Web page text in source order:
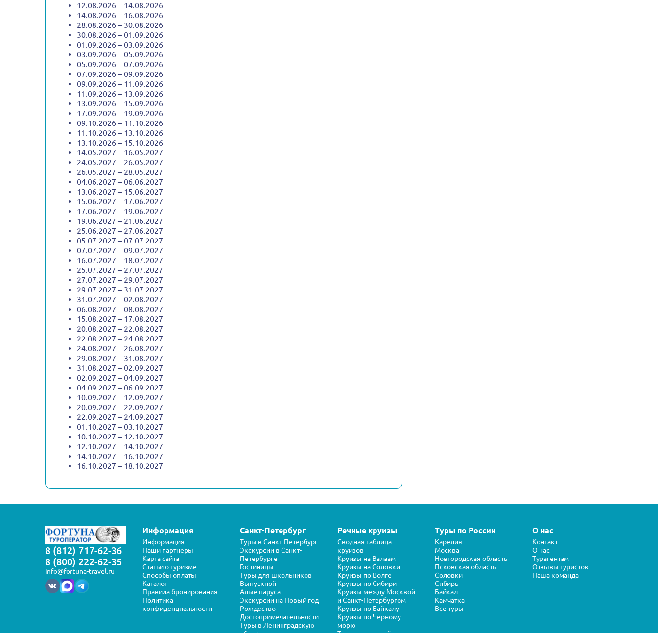
12.08.2026 – 14.08.2026
14.08.2026 – 16.08.2026
28.08.2026 – 30.08.2026
30.08.2026 – 01.09.2026
01.09.2026 – 03.09.2026
03.09.2026 – 05.09.2026
05.09.2026 – 07.09.2026
07.09.2026 – 09.09.2026
09.09.2026 – 11.09.2026
11.09.2026 – 13.09.2026
13.09.2026 – 15.09.2026
17.09.2026 – 19.09.2026
09.10.2026 – 11.10.2026
11.10.2026 – 13.10.2026
13.10.2026 – 15.10.2026
14.05.2027 – 16.05.2027
24.05.2027 – 26.05.2027
26.05.2027 – 28.05.2027
04.06.2027 – 06.06.2027
13.06.2027 – 15.06.2027
15.06.2027 – 17.06.2027
17.06.2027 – 19.06.2027
19.06.2027 – 21.06.2027
25.06.2027 – 27.06.2027
05.07.2027 – 07.07.2027
07.07.2027 – 09.07.2027
16.07.2027 – 18.07.2027
25.07.2027 – 27.07.2027
27.07.2027 – 29.07.2027
29.07.2027 – 31.07.2027
31.07.2027 – 02.08.2027
06.08.2027 – 08.08.2027
15.08.2027 – 17.08.2027
20.08.2027 – 22.08.2027
22.08.2027 – 24.08.2027
24.08.2027 – 26.08.2027
29.08.2027 – 31.08.2027
31.08.2027 – 02.09.2027
02.09.2027 – 04.09.2027
04.09.2027 – 06.09.2027
10.09.2027 – 12.09.2027
20.09.2027 – 22.09.2027
22.09.2027 – 24.09.2027
01.10.2027 – 03.10.2027
10.10.2027 – 12.10.2027
12.10.2027 – 14.10.2027
14.10.2027 – 16.10.2027
16.10.2027 – 18.10.2027
8 (812) 717-62-36
8 (800) 222-62-35
info@fortuna-travel.ru
Информация
Информация
Наши партнеры
Карта сайта
Статьи о туризме
Способы оплаты
Каталог
Правила бронирования
Политика
конфиденциальности
Санкт-Петербург
Туры в Санкт-Петербург
Экскурсии в Санкт-
Петербурге
Гостиницы
Туры для школьников
Выпускной
Алые паруса
Экскурсии на Новый год
Рождество
Достопримечательности
Туры в Ленинградскую
Речные круизы
Сводная таблица
круизов
Круизы на Валаам
Круизы на Соловки
Круизы по Волге
Круизы по Сибири
Круизы между Москвой
и Санкт-Петербургом
Круизы по Байкалу
Круизы по Черному
морю
Туры по России
Карелия
Москва
Новгородская область
Псковская область
Соловки
Сибирь
Байкал
Камчатка
Все туры
О нас
Контакт
О нас
Турагентам
Отзывы туристов
Наша команда